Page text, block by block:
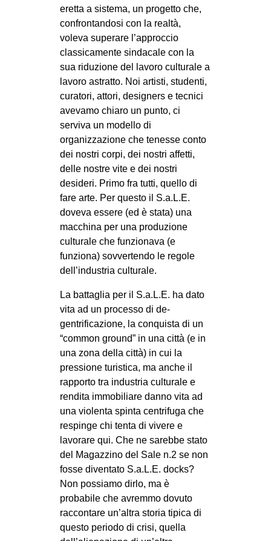
EVENTI
in
Fb
tw
bsky
ms
SEARCH
eretta a sistema, un progetto che,
confrontandosi con la realtà,
voleva superare l’approccio
classicamente sindacale con la
sua riduzione del lavoro culturale a
lavoro astratto. Noi artisti, studenti,
curatori, attori, designers e tecnici
avevamo chiaro un punto, ci
serviva un modello di
organizzazione che tenesse conto
dei nostri corpi, dei nostri affetti,
delle nostre vite e dei nostri
desideri. Primo fra tutti, quello di
fare arte. Per questo il S.a.L.E.
doveva essere (ed è stata) una
macchina per una produzione
culturale che funzionava (e
funziona) sovvertendo le regole
dell’industria culturale.
La battaglia per il S.a.L.E. ha dato
vita ad un processo di de-
gentrificazione, la conquista di un
“common ground” in una città (e in
una zona della città) in cui la
pressione turistica, ma anche il
rapporto tra industria culturale e
rendita immobiliare danno vita ad
una violenta spinta centrifuga che
respinge chi tenta di vivere e
lavorare qui. Che ne sarebbe stato
del Magazzino del Sale n.2 se non
fosse diventato S.a.L.E. docks?
Non possiamo dirlo, ma è
probabile che avremmo dovuto
raccontare un’altra storia tipica di
questo periodo di crisi, quella